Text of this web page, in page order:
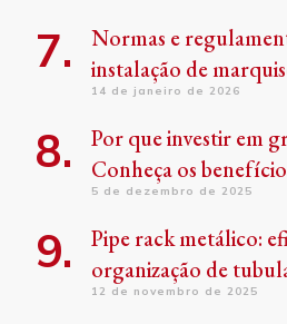
Normas e
instalação de
14 de janeiro de 2026
Por que investir em
Conheça os
5 de dezembro de 2025
Pipe rack metálico:
organização de
12 de novembro de 2025